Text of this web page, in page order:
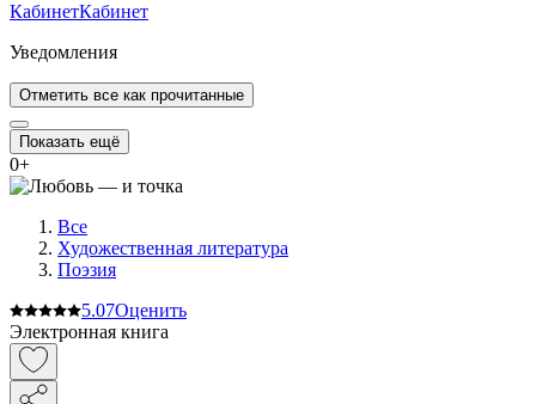
КабинетКабинет
Уведомления
Отметить все как прочитанные
Показать ещё
0+
Все
Художественная литература
Поэзия
5.07Оценить
Электронная книга